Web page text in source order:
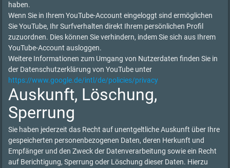
haben.
Wenn Sie in Ihrem YouTube-Account eingeloggt sind ermöglichen
Sie YouTube, Ihr Surfverhalten direkt Ihrem persönlichen Profil
zuzuordnen. Dies können Sie verhindern, indem Sie sich aus Ihrem
YouTube-Account ausloggen.
Weitere Informationen zum Umgang von Nutzerdaten finden Sie in
der Datenschutzerklärung von YouTube unter
https://www.google.de/intl/de/policies/privacy
Auskunft, Löschung,
Sperrung
Sie haben jederzeit das Recht auf unentgeltliche Auskunft über Ihre
gespeicherten personenbezogenen Daten, deren Herkunft und
Empfänger und den Zweck der Datenverarbeitung sowie ein Recht
auf Berichtigung, Sperrung oder Löschung dieser Daten. Hierzu